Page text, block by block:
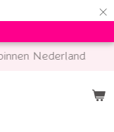
×
Nederland